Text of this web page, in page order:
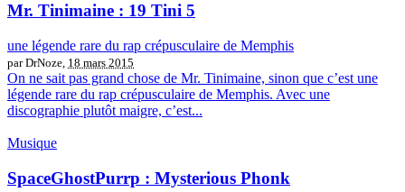
Mr. Tinimaine : 19 Tini 5
une légende rare du rap crépusculaire de Memphis
par DrNoze, 18 mars 2015
On ne sait pas grand chose de Mr. Tinimaine, sinon que c’est une
légende rare du rap crépusculaire de Memphis. Avec une
discographie plutôt maigre, c’est...
Musique
SpaceGhostPurrp : Mysterious Phonk